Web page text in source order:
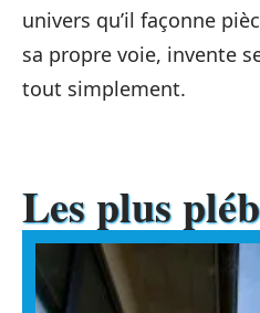
univers qu’il façonne
sa propre voie, invente
tout simplement.
Les plus